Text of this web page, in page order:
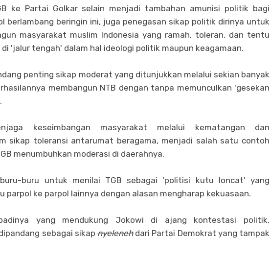
ke Partai Golkar selain menjadi tambahan amunisi politik bagi
berlambang beringin ini, juga penegasan sikap politik dirinya untuk
masyarakat muslim Indonesia yang ramah, toleran, dan tentu
'jalur tengah' dalam hal ideologi politik maupun keagamaan.
penting sikap moderat yang ditunjukkan melalui sekian banyak
membangun NTB dengan tanpa memunculkan 'gesekan
keseimbangan masyarakat melalui kematangan dan
sikap toleransi antarumat beragama, menjadi salah satu contoh
menumbuhkan moderasi di daerahnya.
buru untuk menilai TGB sebagai 'politisi kutu loncat' yang
parpol ke parpol lainnya dengan alasan mengharap kekuasaan.
yang mendukung Jokowi di ajang kontestasi politik,
sebagai sikap nyelenehdari Partai Demokrat yang tampak